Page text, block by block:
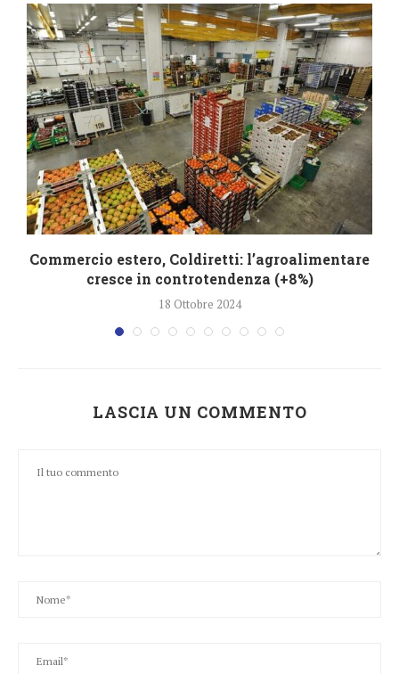
Commercio estero, Coldiretti: l’agroalimentare
cresce in controtendenza (+8%)
18 Ottobre 2024
LASCIA UN COMMENTO